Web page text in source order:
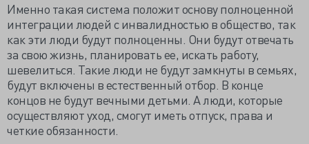
Именно такая система положит основу полноценной
интеграции людей с инвалидностью в общество, так
как эти люди будут полноценны. Они будут отвечать
за свою жизнь, планировать ее, искать работу,
шевелиться. Такие люди не будут замкнуты в семьях,
будут включены в естественный отбор. В конце
концов не будут вечными детьми. А люди, которые
осуществляют уход, смогут иметь отпуск, права и
четкие обязанности.